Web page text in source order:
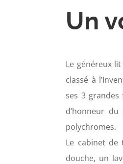
Un
Le généreux
classé à
ses 3
d’honneur
polychromes.
Le cabinet de
douche, un